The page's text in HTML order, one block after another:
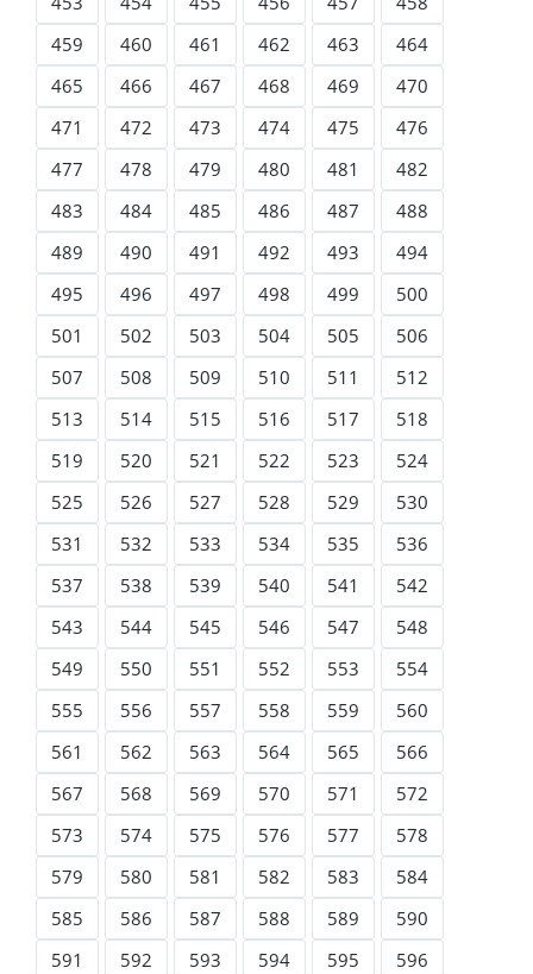
459
460 461 462 463
464
465
466 467 468 469
470
471
472 473 474 475
476
477
478 479 480 481
482
483
484 485 486 487
488
489
490 491 492 493
494
495
496 497 498 499
500
501
502 503 504 505
506
507
508 509 510 511
512
513
514 515 516 517
518
519
520 521 522 523
524
525
526 527 528 529
530
531
532 533 534 535
536
537
538 539 540 541
542
543
544 545 546 547
548
549
550 551 552 553
554
555
556 557 558 559
560
561
562 563 564 565
566
567
568 569 570 571
572
573
574 575 576 577
578
579
580 581 582 583
584
585
586 587 588 589
590
591
592 593 594 595
596